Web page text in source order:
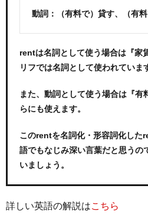
動詞：（有料で）貸す、（有
rentは名詞として使う場合は『家
リフでは名詞として使われていま
また、動詞として使う場合は『有
らにも使えます。
このrentを名詞化・形容詞化した
語でもなじみ深い言葉だと思うの
いましょう。
詳しい英語の解説はこちら